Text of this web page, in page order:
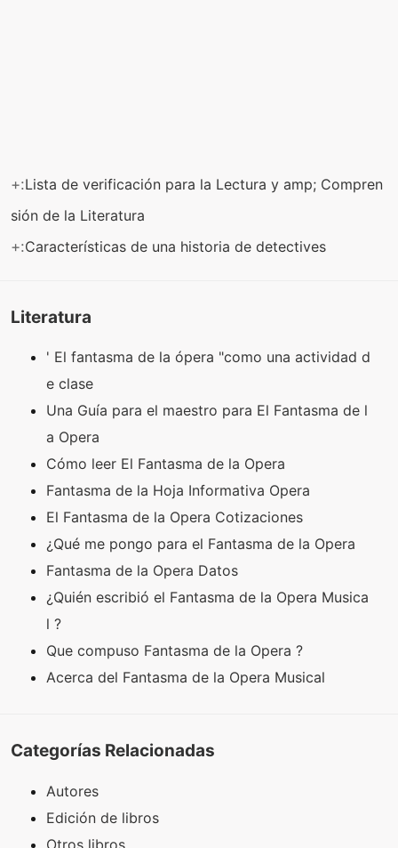
+:Lista de verificación para la Lectura y amp; Compren
sión de la Literatura
+:Características de una historia de detectives
Literatura
' El fantasma de la ópera "como una actividad d
e clase
Una Guía para el maestro para El Fantasma de l
a Opera
Cómo leer El Fantasma de la Opera
Fantasma de la Hoja Informativa Opera
El Fantasma de la Opera Cotizaciones
¿Qué me pongo para el Fantasma de la Opera
Fantasma de la Opera Datos
¿Quién escribió el Fantasma de la Opera Musica
l ?
Que compuso Fantasma de la Opera ?
Acerca del Fantasma de la Opera Musical
Categorías Relacionadas
Autores
Edición de libros
Otros libros